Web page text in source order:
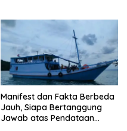
Manifest dan Fakta Berbeda
Jauh, Siapa Bertanggung
Jawab atas Pendataan